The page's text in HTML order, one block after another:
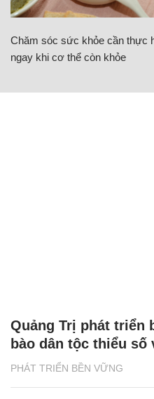
Chăm sóc sức khỏe cần thực
ngay khi cơ thể còn khỏe
PHÁT TRIỂN BỀN VỮNG
Quảng Trị phát triển
bào dân tộc thiểu số